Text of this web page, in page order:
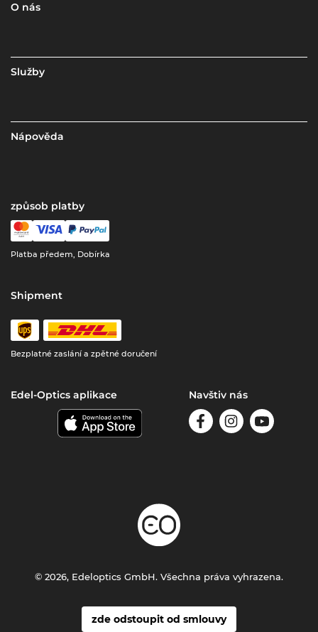
O nás
Služby
Nápověda
způsob platby
Platba předem, Dobírka
Shipment
Bezplatné zaslání a zpětné doručení
Edel-Optics aplikace Navštiv nás
zde odstoupit od smlouvy
© 2026, Edeloptics GmbH. Všechna práva vyhrazena.